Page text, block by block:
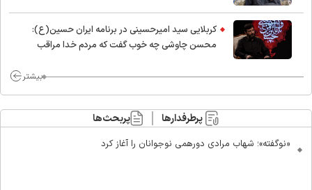
کربلایی سید امیر‌حسینی در برنامه ایران حسین(ع):
محسن چاوشی چه خوب گفت که مردم خدا مراقب
بیشتر
پرطرفدارها پربحث‌ها
«نوگفته»؛ شهاب مرادی دورهمی نوجوانان را آغاز کرد